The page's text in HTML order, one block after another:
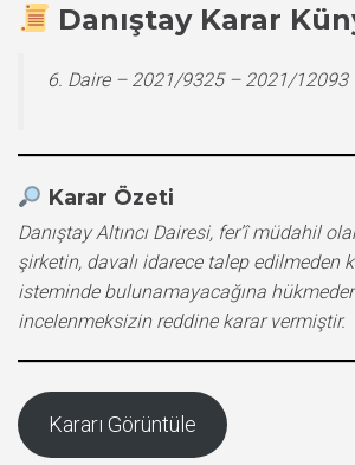
Danıştay Karar
6. Daire – 2021/9325 – 2021/12093
Karar Özeti
Danıştay Altıncı Dairesi, fer’î müdahil
şirketin, davalı idarece talep edilmeden
isteminde bulunamayacağına
incelenmeksizin reddine karar vermiştir.
Kararı Görüntüle